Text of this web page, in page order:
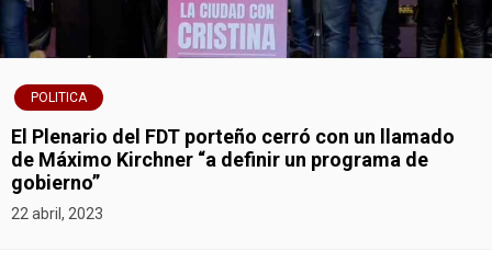
POLITICA
El Plenario del FDT porteño cerró con un llamado
de Máximo Kirchner “a definir un programa de
gobierno”
22 abril, 2023